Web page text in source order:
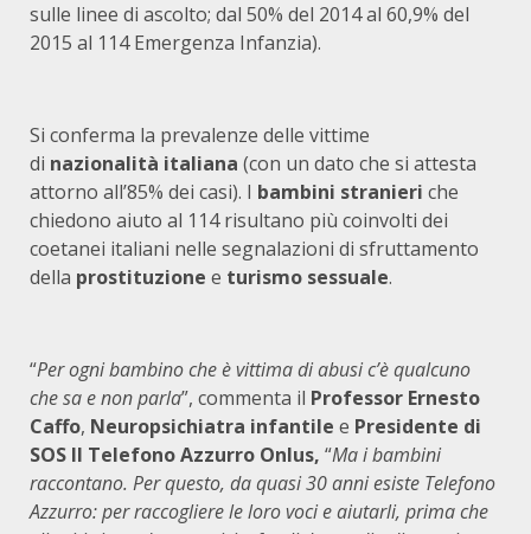
sulle linee di ascolto; dal 50% del 2014 al 60,9% del
2015 al 114 Emergenza Infanzia).
Si conferma la prevalenze delle vittime
di nazionalità italiana (con un dato che si attesta
attorno all’85% dei casi). I bambini stranieri che
chiedono aiuto al 114 risultano più coinvolti dei
coetanei italiani nelle segnalazioni di sfruttamento
della prostituzione e turismo sessuale.
“Per ogni bambino che è vittima di abusi c’è qualcuno
che sa e non parla”, commenta il Professor Ernesto
Caffo, Neuropsichiatra infantile e Presidente di
SOS Il Telefono Azzurro Onlus, “Ma i bambini
raccontano. Per questo, da quasi 30 anni esiste Telefono
Azzurro: per raccogliere le loro voci e aiutarli, prima che